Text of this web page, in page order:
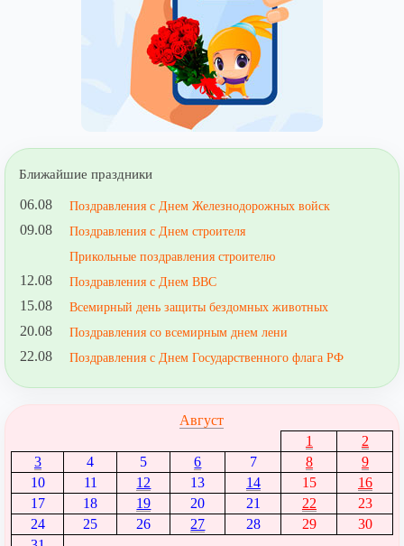
Ближайшие праздники
06.08 Поздравления с Днем Железнодорожных войск
09.08
Поздравления с Днем строителя
Прикольные поздравления строителю
12.08 Поздравления с Днем ВВС
15.08 Всемирный день защиты бездомных животных
20.08 Поздравления со всемирным днем лени
22.08 Поздравления с Днем Государственного флага РФ
Август
1
2
3
4 5 6 7 8
9
10
11 12 13 14 15
16
17
18 19 20 21 22
23
24
25 26 27 28 29
30